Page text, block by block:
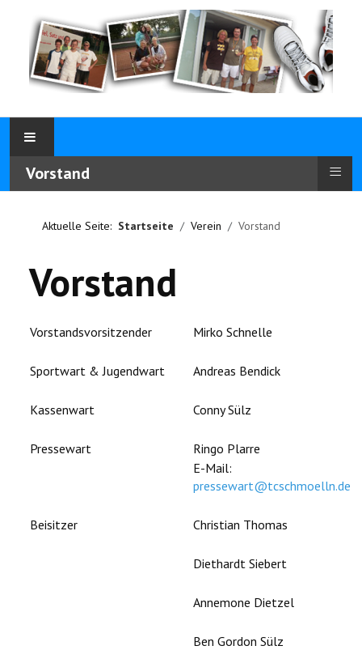
Vorstand ≡
Aktuelle Seite: Startseite Verein Vorstand
Vorstand
Vorstandsvorsitzender Mirko Schnelle
Sportwart & Jugendwart Andreas Bendick
Kassenwart Conny Sülz
Pressewart
Ringo Plarre
E-Mail:
pressewart@tcschmoelln.de
Beisitzer Christian Thomas
Diethardt Siebert
Annemone Dietzel
Ben Gordon Sülz